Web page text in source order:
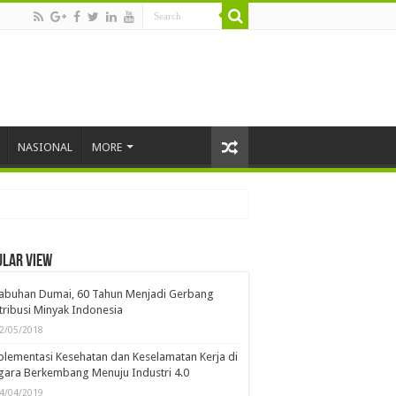
NASIONAL MORE
view
Dumai, 60 Tahun Menjadi Gerbang
Minyak Indonesia
05/2018
Kesehatan dan Keselamatan Kerja di
Berkembang Menuju Industri 4.0
04/2019